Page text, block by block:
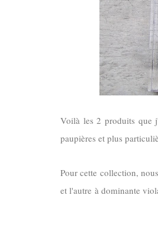
Voilà les 2 produits que
paupières et plus
Pour cette collection,
et l'autre à dominante